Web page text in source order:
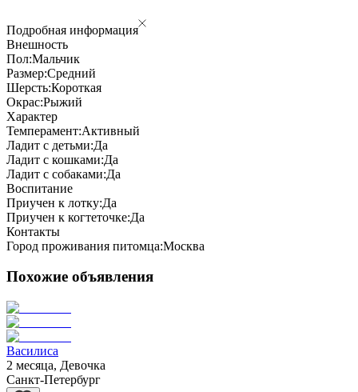
Подробная информация
Внешность
Пол:Мальчик
Размер:Средний
Шерсть:Короткая
Окрас:Рыжий
Характер
Темперамент:Активный
Ладит с детьми:Да
Ладит с кошками:Да
Ладит с собаками:Да
Воспитание
Приучен к лотку:Да
Приучен к когтеточке:Да
Контакты
Город проживания питомца:Москва
Похожие объявления
Василиса
2 месяца, Девочка
Санкт-Петербург